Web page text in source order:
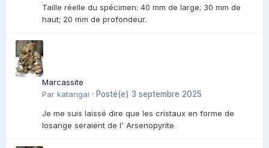
Taille réelle du spécimen: 40 mm de large; 30 mm de
haut; 20 mm de profondeur.
Marcassite
Par katangai · Posté(e) 3 septembre 2025
Je me suis laissé dire que les cristaux en forme de
losange seraient de l' Arsenopyrite